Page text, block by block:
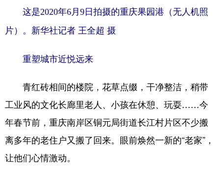
这是2020年6月9日拍摄的重庆果园港（无人机照
片）。新华社记者 王全超 摄
重塑城市近悦远来
青红砖相间的楼院，花草点缀，干净整洁，稍带
工业风的文化长廊里老人、小孩在休憩、玩耍……今
年春节前，重庆南岸区铜元局街道长江村片区不少搬
离多年的老住户又搬了回来。眼前焕然一新的“老家”，
让他们心情激动。